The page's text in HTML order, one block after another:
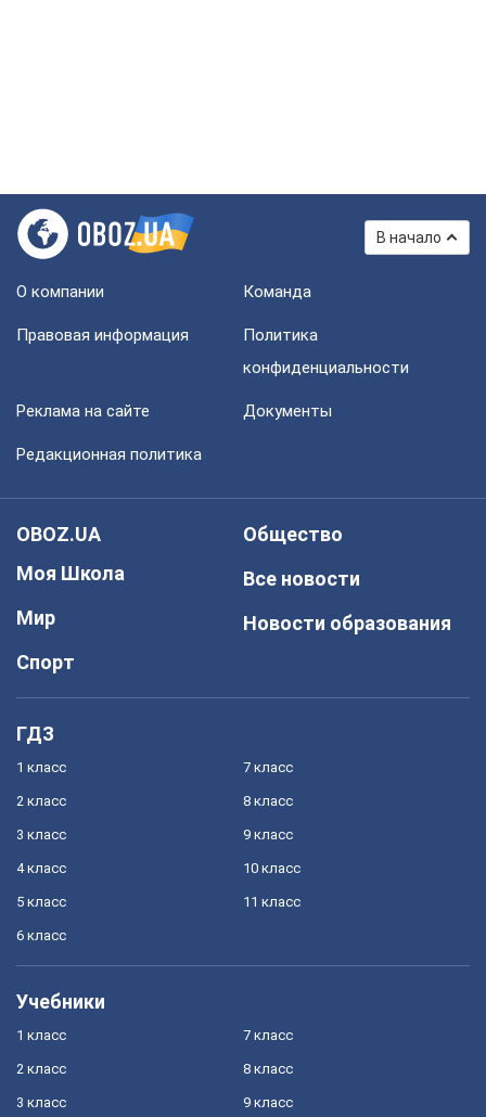
В начало
О компании Команда
Правовая информация
Политика
конфиденциальности
Реклама на сайте Документы
Редакционная политика
OBOZ.UA
Моя Школа
Мир
Спорт
Общество
Все новости
Новости образования
ГДЗ
1 класс
2 класс
3 класс
4 класс
5 класс
6 класс
7 класс
8 класс
9 класс
10 класс
11 класс
Учебники
1 класс
2 класс
3 класс
7 класс
8 класс
9 класс